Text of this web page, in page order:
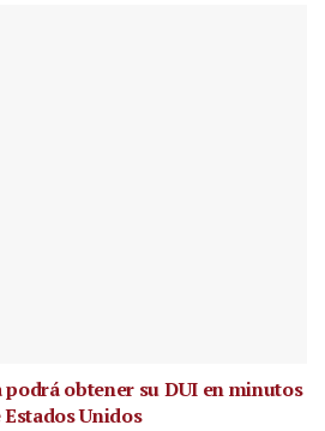
obtener su DUI en minutos
Unidos